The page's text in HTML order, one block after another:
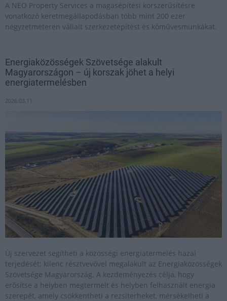
A NEO Property Services a magasépítési korszerűsítésre
vonatkozó keretmegállapodásban több mint 200 ezer
négyzetméteren vállalt szerkezetépítést és kőművesmunkákat.
Energiaközösségek Szövetsége alakult
Magyarországon – új korszak jöhet a helyi
energiatermelésben
2026.03.11
Új szervezet segítheti a közösségi energiatermelés hazai
terjedését: kilenc résztvevővel megalakult az Energiaközösségek
Szövetsége Magyarország. A kezdeményezés célja, hogy
erősítse a helyben megtermelt és helyben felhasznált energia
szerepét, amely csökkentheti a rezsiterheket, mérsékelheti a